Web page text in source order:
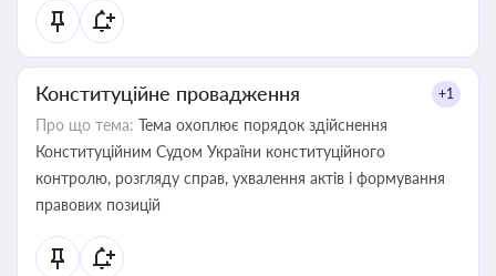
Конституційне провадження +1
Про що тема: Тема охоплює порядок здійснення
Конституційним Судом України конституційного
контролю, розгляду справ, ухвалення актів і формування
правових позицій